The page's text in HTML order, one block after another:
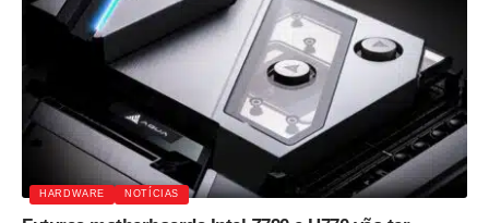
HARDWARE NOTÍCIAS